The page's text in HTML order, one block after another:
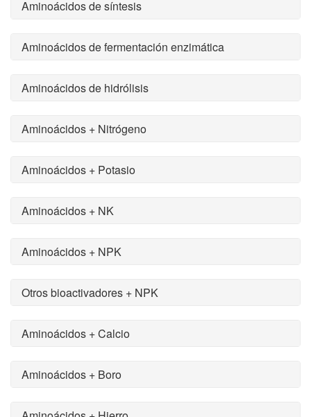
Aminoácidos de síntesis
Aminoácidos de fermentación enzimática
Aminoácidos de hidrólisis
Aminoácidos + Nitrógeno
Aminoácidos + Potasio
Aminoácidos + NK
Aminoácidos + NPK
Otros bioactivadores + NPK
Aminoácidos + Calcio
Aminoácidos + Boro